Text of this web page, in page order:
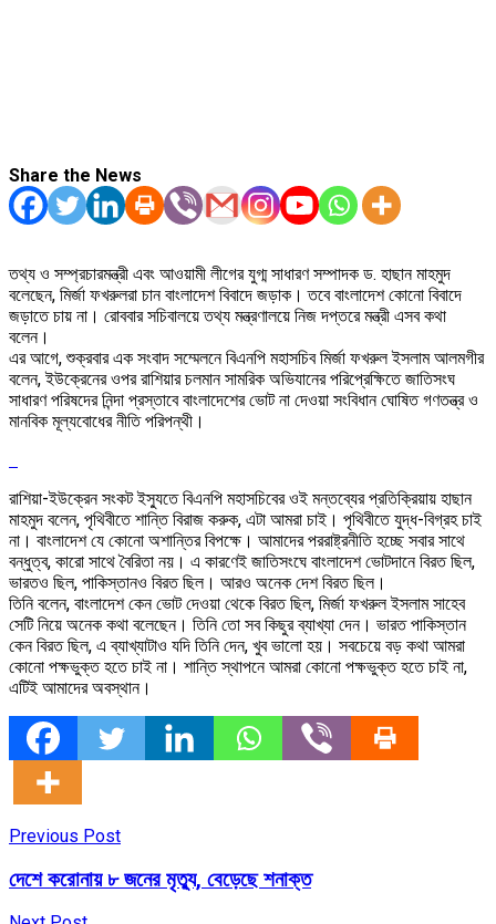
Share the News
তথ্য ও সম্প্রচারমন্ত্রী এবং আওয়ামী লীগের যুগ্ম সাধারণ সম্পাদক ড. হাছান মাহমুদ
বলেছেন, মির্জা ফখরুলরা চান বাংলাদেশ বিবাদে জড়াক। তবে বাংলাদেশ কোনো বিবাদে
জড়াতে চায় না। রোববার সচিবালয়ে তথ্য মন্ত্রণালয়ে নিজ দপ্তরে মন্ত্রী এসব কথা
বলেন।
এর আগে, শুক্রবার এক সংবাদ সম্মেলনে বিএনপি মহাসচিব মির্জা ফখরুল ইসলাম আলমগীর
বলেন, ইউক্রেনের ওপর রাশিয়ার চলমান সামরিক অভিযানের পরিপ্রেক্ষিতে জাতিসংঘ
সাধারণ পরিষদের নিন্দা প্রস্তাবে বাংলাদেশের ভোট না দেওয়া সংবিধান ঘোষিত গণতন্ত্র ও
মানবিক মূল্যবোধের নীতি পরিপন্থী।
রাশিয়া-ইউক্রেন সংকট ইস্যুতে বিএনপি মহাসচিবের ওই মন্তব্যের প্রতিক্রিয়ায় হাছান
মাহমুদ বলেন, পৃথিবীতে শান্তি বিরাজ করুক, এটা আমরা চাই। পৃথিবীতে যুদ্ধ-বিগ্রহ চাই
না। বাংলাদেশ যে কোনো অশান্তির বিপক্ষে। আমাদের পররাষ্ট্রনীতি হচ্ছে সবার সাথে
বন্ধুত্ব, কারো সাথে বৈরিতা নয়। এ কারণেই জাতিসংঘে বাংলাদেশ ভোটদানে বিরত ছিল,
ভারতও ছিল, পাকিস্তানও বিরত ছিল। আরও অনেক দেশ বিরত ছিল।
তিনি বলেন, বাংলাদেশ কেন ভোট দেওয়া থেকে বিরত ছিল, মির্জা ফখরুল ইসলাম সাহেব
সেটি নিয়ে অনেক কথা বলেছেন। তিনি তো সব কিছুর ব্যাখ্যা দেন। ভারত পাকিস্তান
কেন বিরত ছিল, এ ব্যাখ্যাটাও যদি তিনি দেন, খুব ভালো হয়। সবচেয়ে বড় কথা আমরা
কোনো পক্ষভুক্ত হতে চাই না। শান্তি স্থাপনে আমরা কোনো পক্ষভুক্ত হতে চাই না,
এটিই আমাদের অবস্থান।
Previous Post
দেশে করোনায় ৮ জনের মৃত্যু, বেড়েছে শনাক্ত